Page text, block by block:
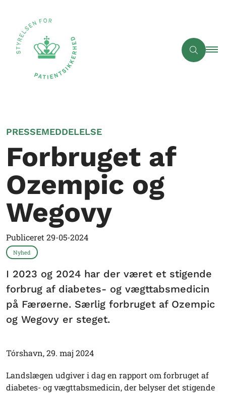
PRESSEMEDDELELSE
Forbruget af
Ozempic og
Wegovy
Publiceret 29-05-2024
Nyhed
I 2023 og 2024 har der været et stigende
forbrug af diabetes- og vægttabsmedicin
på Færøerne. Særlig forbruget af Ozempic
og Wegovy er steget.
Tórshavn, 29. maj 2024
Landslægen udgiver i dag en rapport om forbruget af
diabetes- og vægttabsmedicin, der belyser det stigende